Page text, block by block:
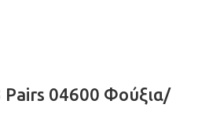
04600 Φούξια/